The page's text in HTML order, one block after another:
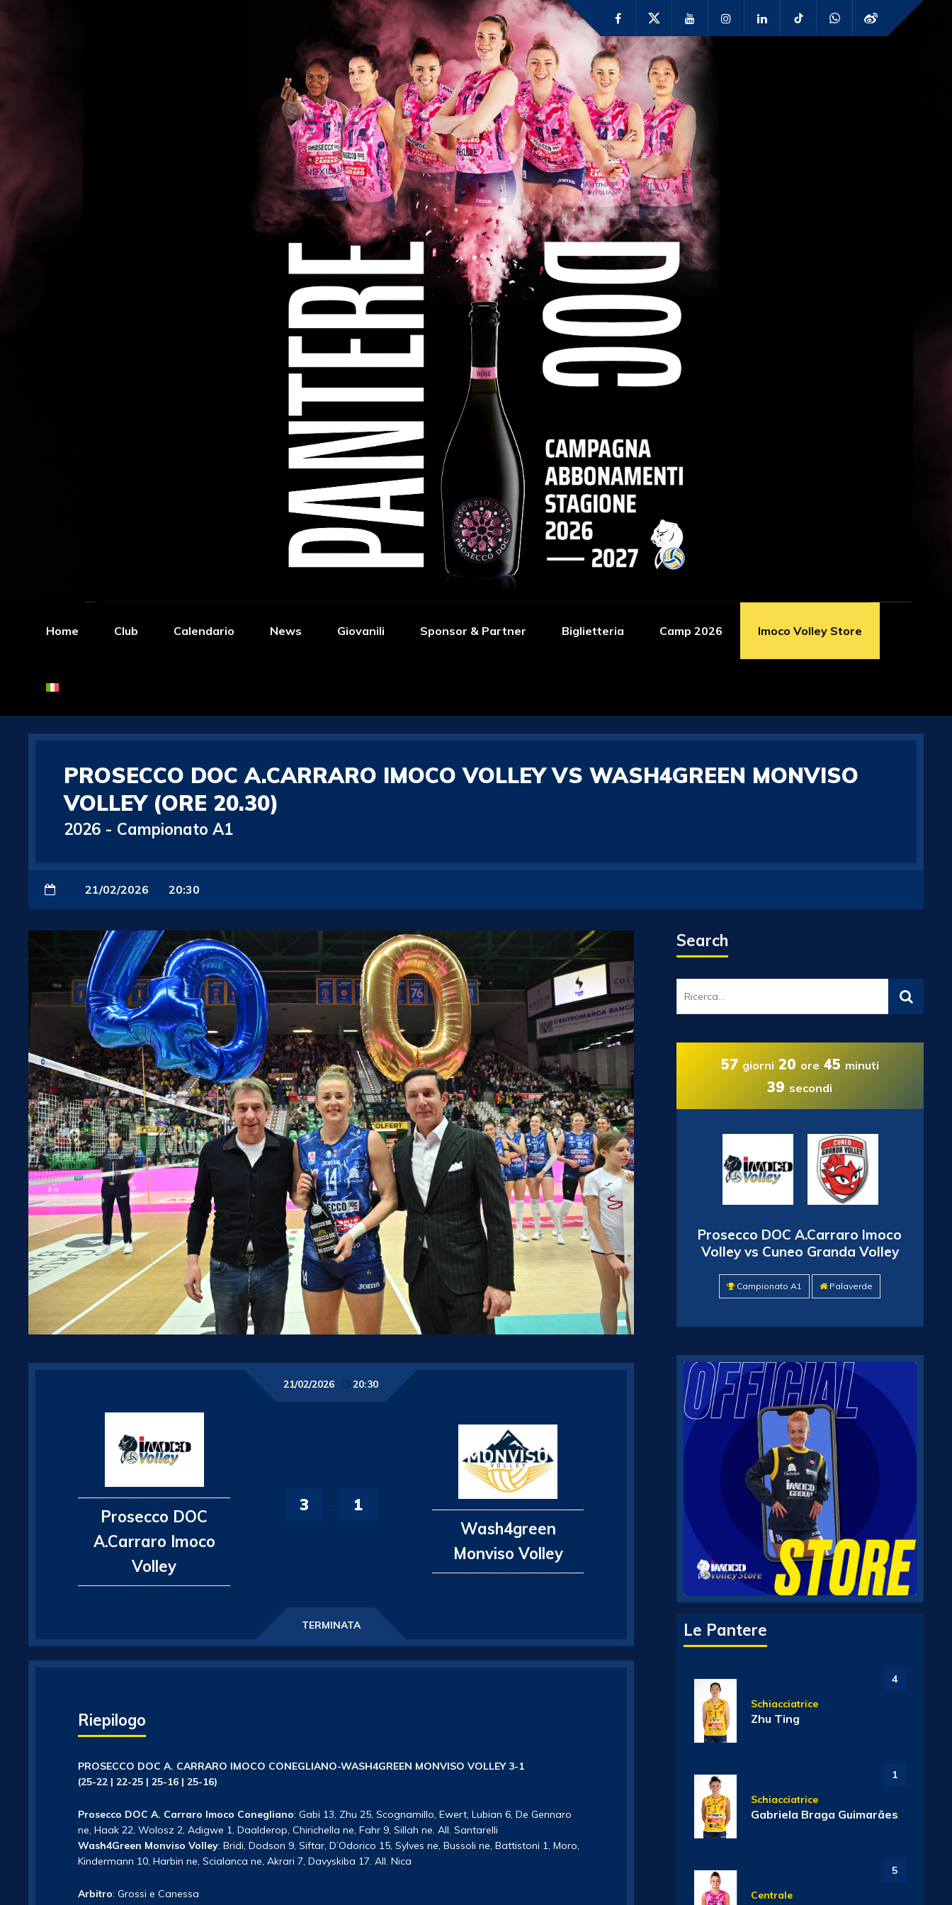
Home Club Calendario News Giovanili Sponsor & Partner Biglietteria Camp 2026 Imoco Volley Store
PROSECCO DOC A.CARRARO IMOCO VOLLEY VS WASH4GREEN MONVISO
VOLLEY (ORE 20.30)
2026 - Campionato A1
21/02/2026 20:30
21/02/2026 20:30
Prosecco DOC
A.Carraro Imoco
Volley
3
1
Wash4green
Monviso Volley
TERMINATA
Riepilogo
PROSECCO DOC A. CARRARO IMOCO CONEGLIANO-WASH4GREEN MONVISO VOLLEY 3-1
(25-22 | 22-25 | 25-16 | 25-16)
Prosecco DOC A. Carraro Imoco Conegliano: Gabi 13, Zhu 25, Scognamillo, Ewert, Lubian 6, De Gennaro
ne, Haak 22, Wolosz 2, Adigwe 1, Daalderop, Chirichella ne, Fahr 9, Sillah ne. All. Santarelli
Wash4Green Monviso Volley: Bridi, Dodson 9, Siftar, D’Odorico 15, Sylves ne, Bussoli ne, Battistoni 1, Moro,
Kindermann 10, Harbin ne, Scialanca ne, Akrari 7, Davyskiba 17. All. Nica
Arbitro: Grossi e Canessa
Search
57 giorni 20 ore 45 minuti
37 secondi
Prosecco DOC A.Carraro Imoco
Volley vs Cuneo Granda Volley
Campionato A1 Palaverde
Le Pantere
4
Schiacciatrice
Zhu Ting
1
Schiacciatrice
Gabriela Braga Guimarães
5
Centrale